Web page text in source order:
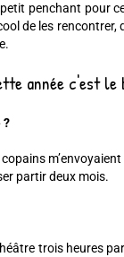
penchant
les rencontrer,
année c'est le
?
partir deux mois.
trois heures